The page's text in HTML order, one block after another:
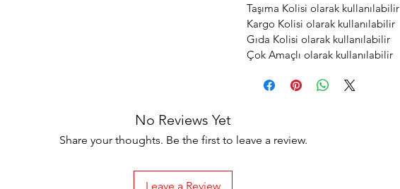
Taşıma Kolisi olarak kullanılabilir
Kargo Kolisi olarak kullanılabilir
Gıda Kolisi olarak kullanılabilir
Çok Amaçlı olarak kullanılabilir
No Reviews Yet
Share your thoughts. Be the first to leave a review.
Leave a Review